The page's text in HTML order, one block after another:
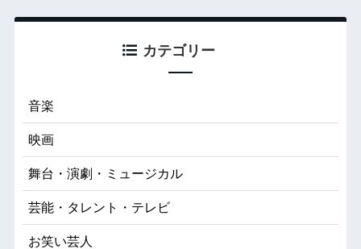
カテゴリー
音楽
映画
舞台・演劇・ミュージカル
芸能・タレント・テレビ
お笑い芸人